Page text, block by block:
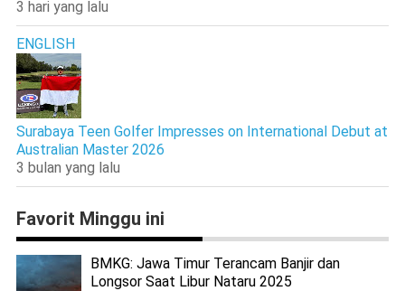
3 hari yang lalu
ENGLISH
Surabaya Teen Golfer Impresses on International Debut at
Australian Master 2026
3 bulan yang lalu
Favorit Minggu ini
BMKG: Jawa Timur Terancam Banjir dan
Longsor Saat Libur Nataru 2025